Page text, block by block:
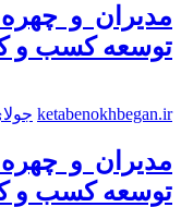
مدیران و
توسعه کسب و
ketabenokhbegan.ir جولای 14,
مدیران و
توسعه کسب و